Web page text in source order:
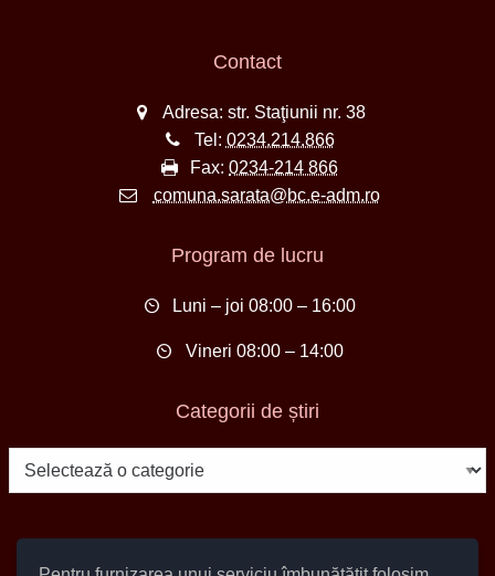
Contact
Adresa: str. Staţiunii nr. 38
Tel: 0234.214.866
Fax: 0234-214 866
comuna.sarata@bc.e-adm.ro
Program de lucru
Luni – joi 08:00 – 16:00
Vineri 08:00 – 14:00
Categorii de știri
Categorii
de